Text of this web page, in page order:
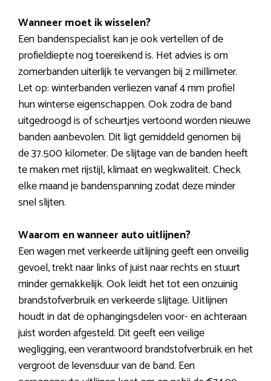
Wanneer moet ik wisselen?
Een bandenspecialist kan je ook vertellen of de
profieldiepte nog toereikend is. Het advies is om
zomerbanden uiterlijk te vervangen bij 2 millimeter.
Let op: winterbanden verliezen vanaf 4 mm profiel
hun winterse eigenschappen. Ook zodra de band
uitgedroogd is of scheurtjes vertoond worden nieuwe
banden aanbevolen. Dit ligt gemiddeld genomen bij
de 37.500 kilometer. De slijtage van de banden heeft
te maken met rijstijl, klimaat en wegkwaliteit. Check
elke maand je bandenspanning zodat deze minder
snel slijten.
Waarom en wanneer auto uitlijnen?
Een wagen met verkeerde uitlijning geeft een onveilig
gevoel, trekt naar links of juist naar rechts en stuurt
minder gemakkelijk. Ook leidt het tot een onzuinig
brandstofverbruik en verkeerde slijtage. Uitlijnen
houdt in dat de ophangingsdelen voor- en achteraan
juist worden afgesteld. Dit geeft een veilige
wegligging, een verantwoord brandstofverbruik en het
vergroot de levensduur van de band. Een